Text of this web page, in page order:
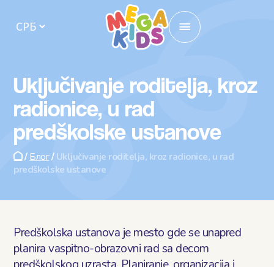
Почетна
Локације
Упис у вртић
Активности
О нама
Исхрана у вртићу
Кутак за родитеље
Uključivanje roditelja, kroz
radionice, u rad
predškolske ustanove
/ Блог/ Uključivanje roditelja, kroz radionice, u rad
predškolske ustanove
Predškolska ustanova je mesto gde se unapred
planira vaspitno-obrazovni rad sa decom